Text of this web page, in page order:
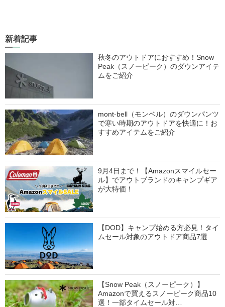
新着記事
秋冬のアウトドアにおすすめ！Snow
Peak（スノーピーク）のダウンアイテ
ムをご紹介
mont-bell（モンベル）のダウンパンツ
で寒い時期のアウトドアを快適に！お
すすめアイテムをご紹介
9月4日まで！【Amazonスマイルセー
ル】でアウトブランドのキャンプギア
が大特価！
【DOD】キャンプ始める方必見！タイ
ムセール対象のアウトドア商品7選
【Snow Peak（スノーピーク）】
Amazonで買えるスノーピーク商品10
選！一部タイムセール対…